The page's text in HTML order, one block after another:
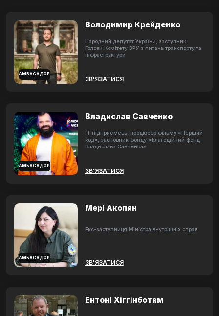
АМБАСАДОР
Володимир Крейденко
Народний депутат України, заступник
Голови Комітету ВРУ з питань транспорту та
інфраструктури
ЗВ'ЯЗАТИСЯ
АМБАСАДОР
Владислав Савченко
ІТ підприємець, продюсер фільму «Перший
код», засновник фонду «Благодійний фонд
Владислава Савченка»
ЗВ'ЯЗАТИСЯ
АМБАСАДОР
Мері Акопян
Екс-заступниця Міністра внутрішніх справ
ЗВ'ЯЗАТИСЯ
Ентоні Хіггінботам